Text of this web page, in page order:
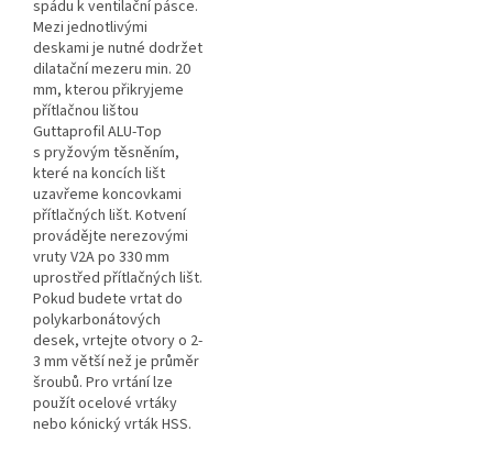
spádu k ventilační pásce.
Mezi jednotlivými
deskami je nutné dodržet
dilatační mezeru min. 20
mm, kterou přikryjeme
přítlačnou lištou
Guttaprofil ALU-Top
s pryžovým těsněním,
které na koncích lišt
uzavřeme koncovkami
přítlačných lišt. Kotvení
provádějte nerezovými
vruty V2A po 330 mm
uprostřed přítlačných lišt.
Pokud budete vrtat do
polykarbonátových
desek, vrtejte otvory o 2-
3 mm větší než je průměr
šroubů. Pro vrtání lze
použít ocelové vrtáky
nebo kónický vrták HSS.